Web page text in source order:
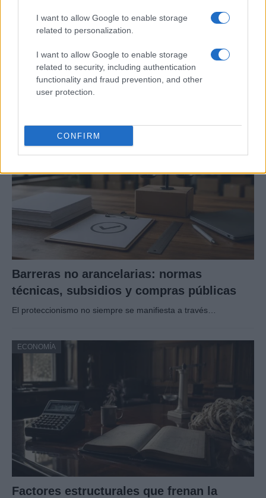
I want to allow Google to enable storage
related to personalization.
I want to allow Google to enable storage
related to security, including authentication
functionality and fraud prevention, and other
user protection.
CONFIRM
10,1% en junio, por encima de la media de
la UE
España registra una tasa de desempleo del 10,1%…
Barreras no arancelarias: normas
técnicas, subsidios y compras públicas
El proteccionismo no siempre se manifiesta a través…
ECONOMÍA
Factores estructurales que frenan la